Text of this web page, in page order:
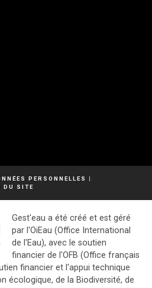
PERSONNELLES
|
DU SITE
Gest'eau a été créé et est géré
par l'OiEau (Office International
de l'Eau), avec le soutien
financier de l'OFB (Office français
financier et l'appui technique
écologique, de la Biodiversité, de